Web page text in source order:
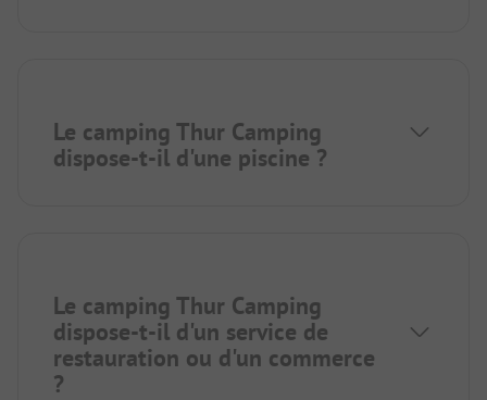
Le camping Thur Camping
dispose-t-il d'une piscine ?
Le camping Thur Camping
dispose-t-il d'un service de
restauration ou d'un commerce
?